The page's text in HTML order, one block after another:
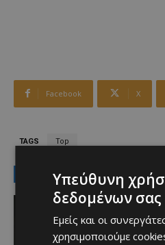
Facebook X
TAGS Top
LATEST NEWS
Αθλητικά
Μια
Μέσι για
Afentiko - 09/08/
Υπεύθυνη
δεδομένων σας
Εμείς και οι
χρησιμοποιούμε